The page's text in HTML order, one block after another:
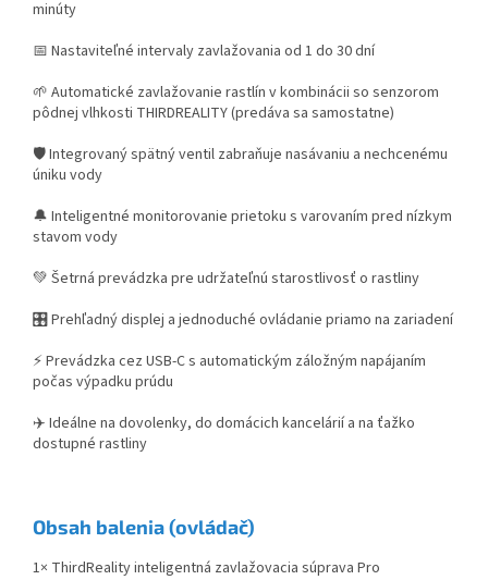
minúty
📅 Nastaviteľné intervaly zavlažovania od 1 do 30 dní
🌱 Automatické zavlažovanie rastlín v kombinácii so senzorom
pôdnej vlhkosti THIRDREALITY (predáva sa samostatne)
🛡️ Integrovaný spätný ventil zabraňuje nasávaniu a nechcenému
úniku vody
🔔 Inteligentné monitorovanie prietoku s varovaním pred nízkym
stavom vody
💚 Šetrná prevádzka pre udržateľnú starostlivosť o rastliny
🎛️ Prehľadný displej a jednoduché ovládanie priamo na zariadení
⚡ Prevádzka cez USB-C s automatickým záložným napájaním
počas výpadku prúdu
✈️ Ideálne na dovolenky, do domácich kancelárií a na ťažko
dostupné rastliny
Obsah balenia (ovládač)
1× ThirdReality inteligentná zavlažovacia súprava Pro